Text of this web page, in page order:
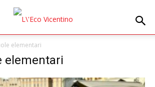
elementari
elementari